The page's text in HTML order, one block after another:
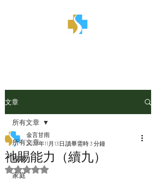
文章
所有文章
職場
家庭
所有文章
祂賜能力（續九）
金言甘雨
2023年11月13日 讀畢需時 3 分鐘
評等為 NaN（最高為 5 顆星）。